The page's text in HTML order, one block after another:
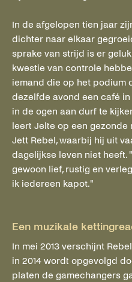
In de afgelopen tien jaar
dichter naar elkaar
sprake van strijd is er
kwestie van controle
iemand die op het podium
dezelfde avond een café
in de ogen aan durf te
leert Jelte op een gezonde
Jett Rebel, waarbij hij uit
dagelijkse leven niet heeft.
gewoon lief, rustig en
ik iedereen kapot."
Een muzikale
In mei 2013 verschijnt
in 2014 wordt opgevolgd
platen de gamechangers